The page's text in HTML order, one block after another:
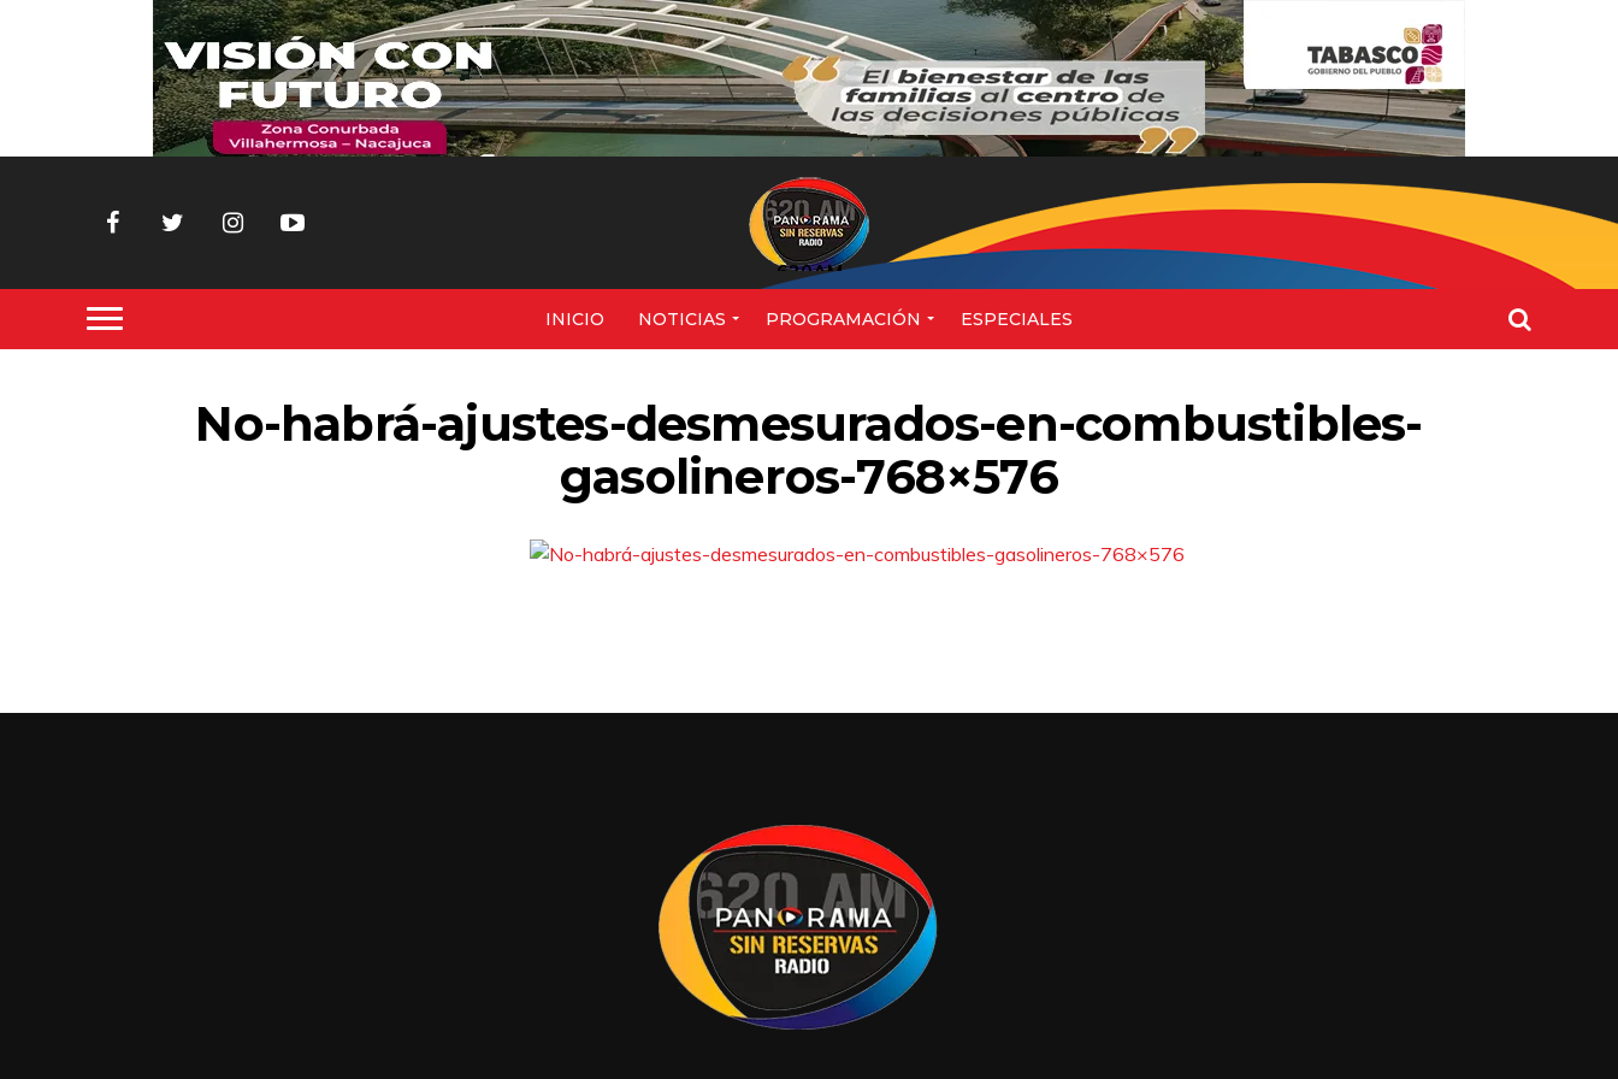
620AM
INICIO NOTICIAS PROGRAMACIÓN ESPECIALES
No-habrá-ajustes-desmesurados-en-combustibles-
gasolineros-768×576